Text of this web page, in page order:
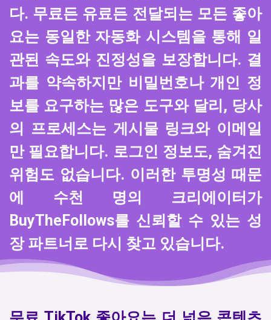
다. 무료든 유료든 전달되는 모든 좋아
요는 동일한 자동화 시스템을 통해 일
관된 속도와 진정성을 보장합니다. 결
과를 약속하지만 비밀번호나 개인 정
보를 요구하는 많은 도구와 달리, 당사
의 프로세스는 게시물 링크와 이메일
만 필요합니다. 로그인 정보도, 숨겨진
위험도 없습니다. 이러한 투명성 때문
에 수천 명의 크리에이터가
BuyTheFollows를 신뢰할 수 있는 성
장 파트너로 다시 찾고 있습니다.